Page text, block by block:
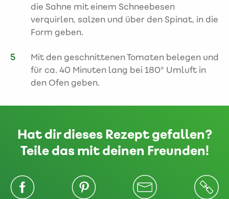
die Sahne mit einem Schneebesen
verquirlen, salzen und über den Spinat, in die
Form geben.
Mit den geschnittenen Tomaten belegen und
für ca. 40 Minuten lang bei 180° Umluft in
den Ofen geben.
Hat dir dieses Rezept gefallen?
Teile das mit deinen Freunden!